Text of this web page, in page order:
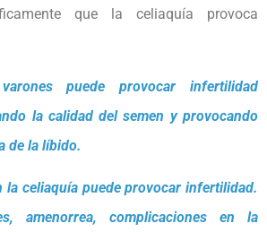
que la celiaquía provoca
puede provocar infertilidad
la calidad del semen y provocando
de la líbido.
la celiaquía puede provocar infertilidad.
amenorrea, complicaciones en la